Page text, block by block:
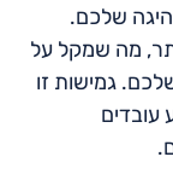
שלכם.
מה שמקל על
גמישות זו
עובדים